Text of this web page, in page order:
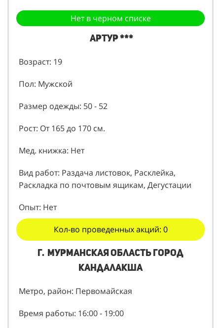
Нет в черном списке
Артур ***
Возраст: 19
Пол: Мужской
Размер одежды: 50 - 52
Рост: От 165 до 170 см.
Мед. книжка: Нет
Вид работ: Раздача листовок, Расклейка,
Раскладка по почтовым ящикам, Дегустации
Опыт: Нет
Кол-во проведенных акций: 0
г. Мурманская область город
кандалакша
Метро, район: Первомайская
Время работы: 16:00 - 19:00